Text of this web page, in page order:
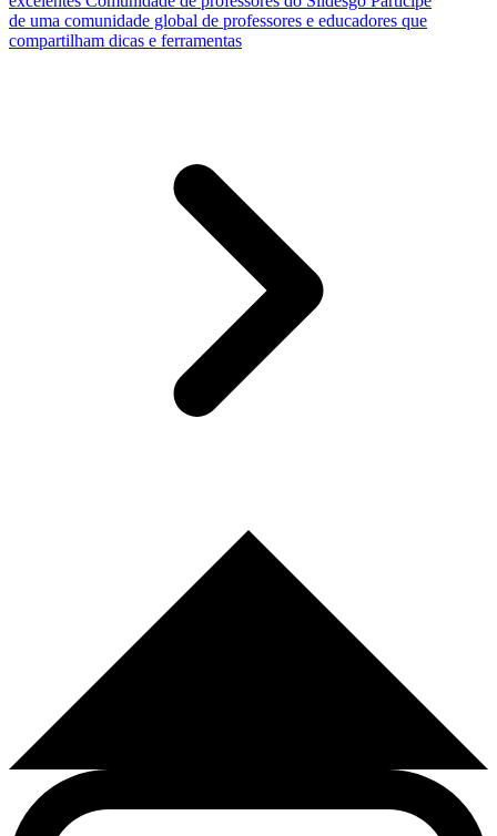
de uma comunidade global de professores e educadores que
compartilham dicas e ferramentas